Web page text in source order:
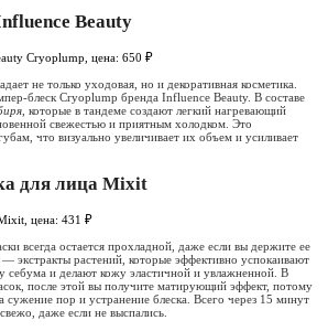
Beauty
Cryoplump, цена: 650 ₽
не только уходовая, но и декоративная косметика.
блеск Cryoplump бренда Influence Beauty. В составе
, которые в тандеме создают легкий нагревающий
свежестью и приятным холодком. Это
что визуально увеличивает их объем и усиливает
для лица Mixit
цена: 431 ₽
всегда остается прохладной, даже если вы держите ее
экстракты растений, которые эффективно успокаивают
себума и делают кожу эластичной и увлажненной. В
после этой вы получите матирующий эффект, потому
сужение пор и устранение блеска. Всего через 15 минут
даже если не выспались.